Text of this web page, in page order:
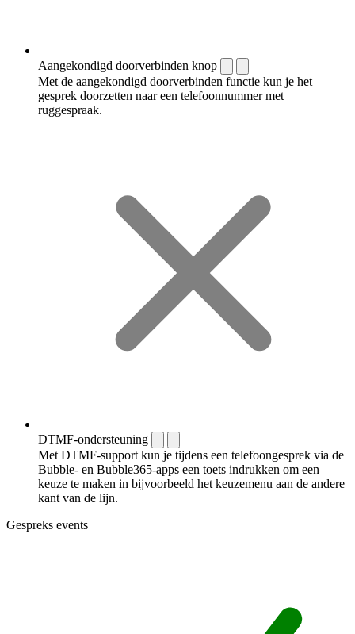
Aangekondigd doorverbinden knop
Met de aangekondigd doorverbinden functie kun je het
gesprek doorzetten naar een telefoonnummer met
ruggespraak.
DTMF-ondersteuning
Met DTMF-support kun je tijdens een telefoongesprek via de
Bubble- en Bubble365-apps een toets indrukken om een
keuze te maken in bijvoorbeeld het keuzemenu aan de andere
kant van de lijn.
Gespreks events